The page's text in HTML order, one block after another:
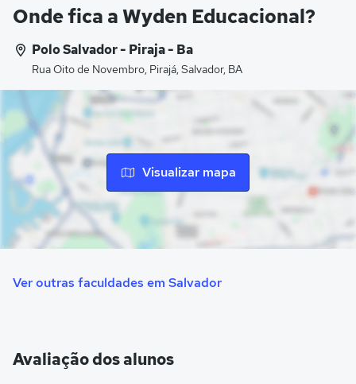
Onde fica a Wyden Educacional?
Polo Salvador - Piraja - Ba
Rua Oito de Novembro, Pirajá, Salvador, BA
Visualizar mapa
Ver outras faculdades em Salvador
Avaliação dos alunos